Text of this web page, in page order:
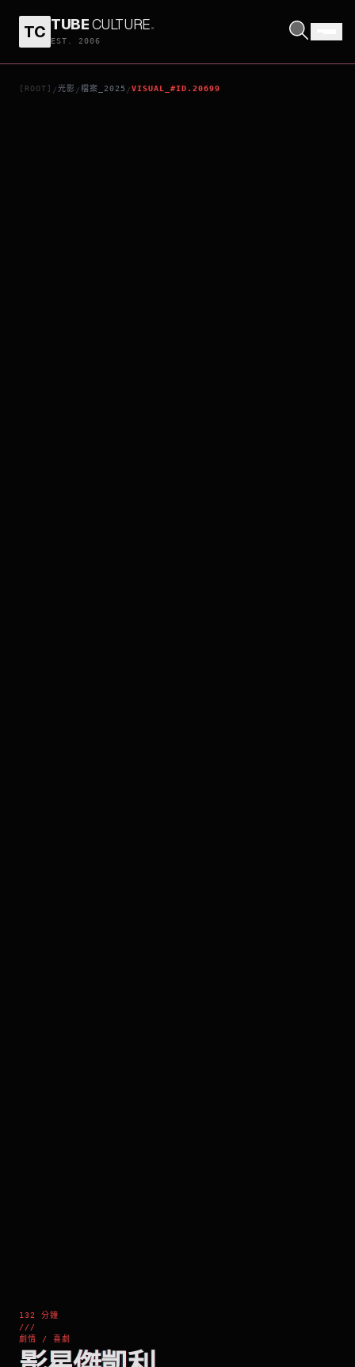
TC TUBECULTURE.
EST. 2006
[ROOT] /光影 /檔案_2025 /VISUAL_#ID.20699
132 分鐘
///
劇情 / 喜劇
影星傑凱利